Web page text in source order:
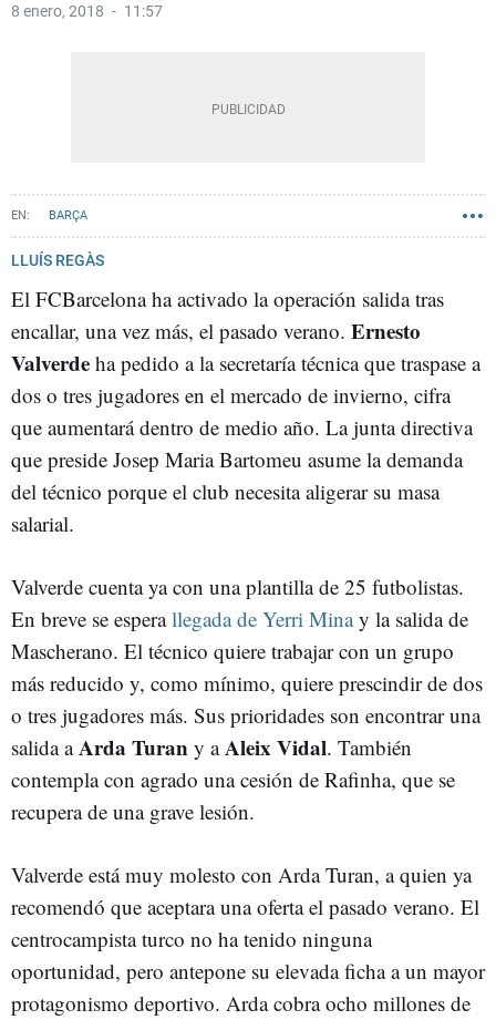
8 enero, 2018 11:57
BARÇA
LLUÍS REGÀS
El FCBarcelona ha activado la operación salida tras
encallar, una vez más, el pasado verano. Ernesto
Valverde ha pedido a la secretaría técnica que traspase a
dos o tres jugadores en el mercado de invierno, cifra
que aumentará dentro de medio año. La junta directiva
que preside Josep Maria Bartomeu asume la demanda
del técnico porque el club necesita aligerar su masa
salarial.
Valverde cuenta ya con una plantilla de 25 futbolistas.
En breve se esperallegada de Yerri Minay la salida de
Mascherano. El técnico quiere trabajar con un grupo
más reducido y, como mínimo, quiere prescindir de dos
o tres jugadores más. Sus prioridades son encontrar una
salida aArda Turan y aAleix Vidal. También
contempla con agrado una cesión de Rafinha, que se
recupera de una grave lesión.
Valverde está muy molesto con Arda Turan, a quien ya
recomendó que aceptara una oferta el pasado verano. El
centrocampista turco no ha tenido ninguna
oportunidad, pero antepone su elevada ficha a un mayor
protagonismo deportivo. Arda cobra ocho millones de